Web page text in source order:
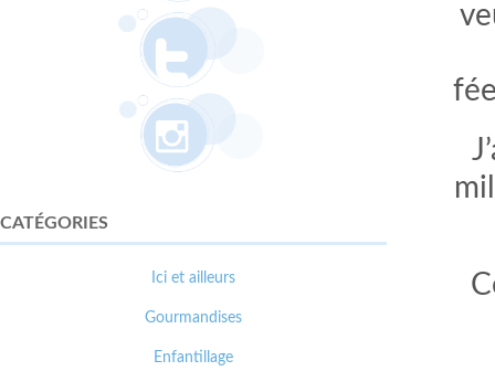
CATÉGORIES
Ici et ailleurs
Gourmandises
Enfantillage